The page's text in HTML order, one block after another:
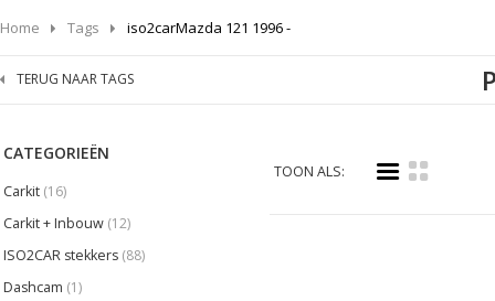
Home Tags iso2carMazda 121 1996 -
TERUG NAAR TAGS
CATEGORIEËN
Carkit (16)
Carkit + Inbouw (12)
ISO2CAR stekkers (88)
Dashcam (1)
TOON ALS: i k